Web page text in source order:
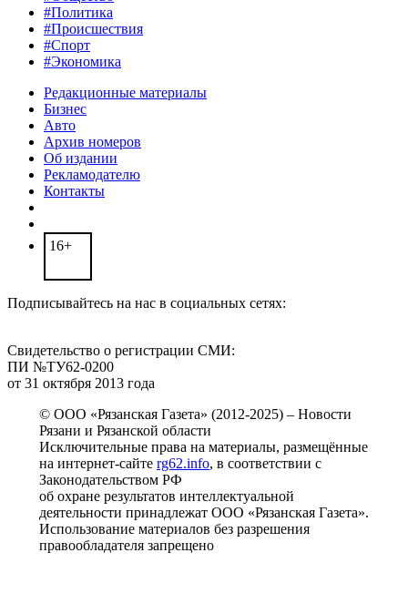
#Политика
#Происшествия
#Спорт
#Экономика
Редакционные материалы
Бизнес
Авто
Архив номеров
Об издании
Рекламодателю
Контакты
16+
Подписывайтесь на нас в социальных сетях:
Свидетельство о регистрации СМИ:
ПИ №ТУ62-0200
от 31 октября 2013 года
© ООО «Рязанская Газета» (2012-2025) – Новости
Рязани и Рязанской области
Исключительные права на материалы, размещённые
на интернет-сайте rg62.info, в соответствии с
Законодательством РФ
об охране результатов интеллектуальной
деятельности принадлежат ООО «Рязанская Газета».
Использование материалов без разрешения
правообладателя запрещено